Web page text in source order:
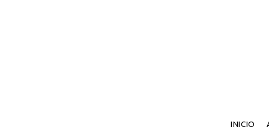
INICIO